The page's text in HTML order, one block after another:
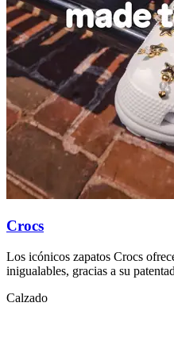
Crocs
Los icónicos zapatos Crocs
inigualables, gracias a su
Calzado